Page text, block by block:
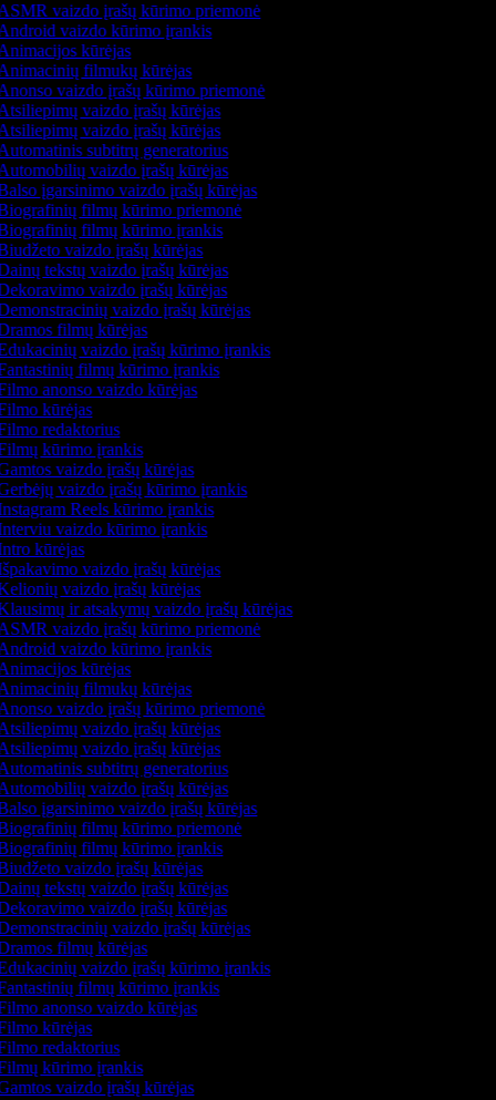
vaizdo įrašų kūrimo priemonė
vaizdo kūrimo įrankis
kūrėjas
filmukų kūrėjas
vaizdo įrašų kūrimo priemonė
vaizdo įrašų kūrėjas
vaizdo įrašų kūrėjas
subtitrų generatorius
vaizdo įrašų kūrėjas
įgarsinimo vaizdo įrašų kūrėjas
filmų kūrimo priemonė
filmų kūrimo įrankis
vaizdo įrašų kūrėjas
tekstų vaizdo įrašų kūrėjas
vaizdo įrašų kūrėjas
vaizdo įrašų kūrėjas
filmų kūrėjas
vaizdo įrašų kūrimo įrankis
filmų kūrimo įrankis
anonso vaizdo kūrėjas
kūrėjas
redaktorius
kūrimo įrankis
vaizdo įrašų kūrėjas
vaizdo įrašų kūrimo įrankis
Reels kūrimo įrankis
vaizdo kūrimo įrankis
kūrėjas
vaizdo įrašų kūrėjas
vaizdo įrašų kūrėjas
ir atsakymų vaizdo įrašų kūrėjas
vaizdo įrašų kūrimo priemonė
vaizdo kūrimo įrankis
kūrėjas
filmukų kūrėjas
vaizdo įrašų kūrimo priemonė
vaizdo įrašų kūrėjas
vaizdo įrašų kūrėjas
subtitrų generatorius
vaizdo įrašų kūrėjas
įgarsinimo vaizdo įrašų kūrėjas
filmų kūrimo priemonė
filmų kūrimo įrankis
vaizdo įrašų kūrėjas
tekstų vaizdo įrašų kūrėjas
vaizdo įrašų kūrėjas
vaizdo įrašų kūrėjas
filmų kūrėjas
vaizdo įrašų kūrimo įrankis
filmų kūrimo įrankis
anonso vaizdo kūrėjas
kūrėjas
redaktorius
kūrimo įrankis
vaizdo įrašų kūrėjas